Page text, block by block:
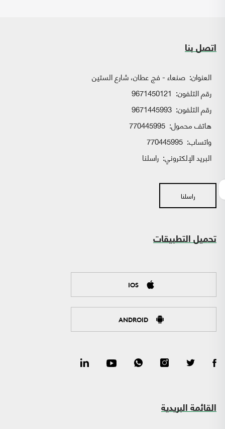
اتصل بنا
العنوان: صنعاء - فج عطان، شارع الستين
رقم التلفون: 9671450121
رقم التلفون: 9671445993
هاتف محمول: 770445995
واتساب:
البريد الإلكتروني: راسلنا
راسلنا
تحميل التطبيقات
IOS
ANDROID
القائمة البريدية